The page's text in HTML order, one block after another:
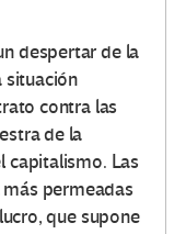
despertar de la
situación
contra las
de la
capitalismo. Las
permeadas
que supone